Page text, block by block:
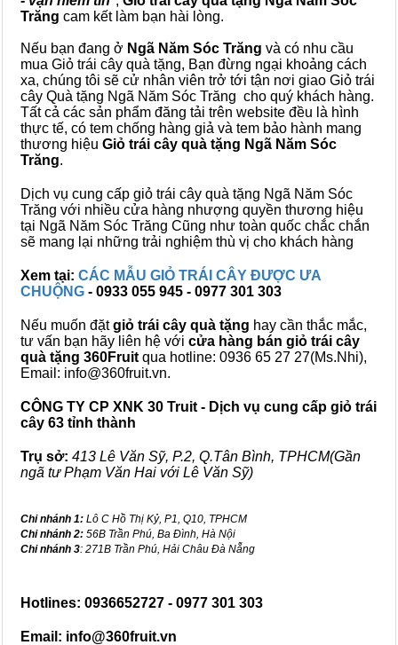
Trăng cam kết làm bạn hài lòng.
Nếu bạn đang ở Ngã Năm Sóc Trăng và có nhu cầu
mua Giỏ trái cây quà tặng, Bạn đừng ngại khoảng cách
xa, chúng tôi sẽ cử nhân viên trở tới tận nơi giao Giỏ trái
cây Quà tặng Ngã Năm Sóc Trăng cho quý khách hàng.
Tất cả các sản phẩm đăng tải trên website đều là hình
thực tế, có tem chống hàng giả và tem bảo hành mang
thương hiệu Giỏ trái cây quà tặng Ngã Năm Sóc
Trăng.
Dịch vụ cung cấp giỏ trái cây quà tặng Ngã Năm Sóc
Trăng với nhiều cửa hàng nhượng quyền thương hiệu
tại Ngã Năm Sóc Trăng Cũng như toàn quốc chắc chắn
sẽ mang lại những trải nghiệm thù vị cho khách hàng
Xem tại: CÁC MẪU GIỎ TRÁI CÂY ĐƯỢC ƯA
CHUỘNG - 0933 055 945 - 0977 301 303
Nếu muốn đặtgiỏ trái cây quà tặng hay cần thắc mắc,
tư vấn bạn hãy liên hệ với cửa hàng bán giỏ trái cây
quà tặng 360Fruit qua hotline: 0936 65 27 27(Ms.Nhi),
Email: info@360fruit.vn.
CÔNG TY CP XNK 30 Truit - Dịch vụ cung cấp giỏ trái
cây 63 tỉnh thành
Trụ sở: 413 Lê Văn Sỹ, P.2, Q.Tân Bình, TPHCM(Gần
ngã tư Phạm Văn Hai với Lê Văn Sỹ)
Chi nhánh 1: Lô C Hồ Thị Kỷ, P1, Q10, TPHCM
Chi nhánh 2: 56B Trần Phú, Ba Đình, Hà Nội
Chi nhánh 3: 271B Trần Phú, Hải Châu Đà Nẵng
Hotlines: 0936652727 - 0977 301 303
Email: info@360fruit.vn